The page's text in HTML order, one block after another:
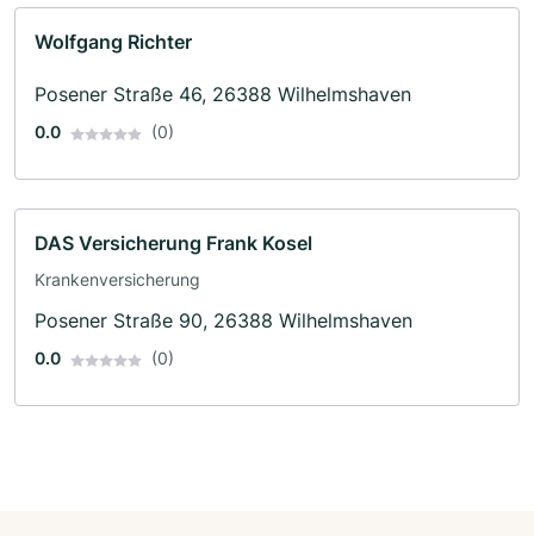
Wolfgang Richter
Posener Straße 46, 26388 Wilhelmshaven
0.0 (0)
DAS Versicherung Frank Kosel
Krankenversicherung
Posener Straße 90, 26388 Wilhelmshaven
0.0 (0)